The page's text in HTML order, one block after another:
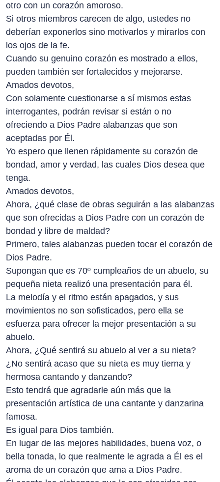
otro con un corazón amoroso.
Si otros miembros carecen de algo, ustedes no
deberían exponerlos sino motivarlos y mirarlos con
los ojos de la fe.
Cuando su genuino corazón es mostrado a ellos,
pueden también ser fortalecidos y mejorarse.
Amados devotos,
Con solamente cuestionarse a sí mismos estas
interrogantes, podrán revisar si están o no
ofreciendo a Dios Padre alabanzas que son
aceptadas por Él.
Yo espero que llenen rápidamente su corazón de
bondad, amor y verdad, las cuales Dios desea que
tenga.
Amados devotos,
Ahora, ¿qué clase de obras seguirán a las alabanzas
que son ofrecidas a Dios Padre con un corazón de
bondad y libre de maldad?
Primero, tales alabanzas pueden tocar el corazón de
Dios Padre.
Supongan que es 70º cumpleaños de un abuelo, su
pequeña nieta realizó una presentación para él.
La melodía y el ritmo están apagados, y sus
movimientos no son sofisticados, pero ella se
esfuerza para ofrecer la mejor presentación a su
abuelo.
Ahora, ¿Qué sentirá su abuelo al ver a su nieta?
¿No sentirá acaso que su nieta es muy tierna y
hermosa cantando y danzando?
Esto tendrá que agradarle aún más que la
presentación artística de una cantante y danzarina
famosa.
Es igual para Dios también.
En lugar de las mejores habilidades, buena voz, o
bella tonada, lo que realmente le agrada a Él es el
aroma de un corazón que ama a Dios Padre.